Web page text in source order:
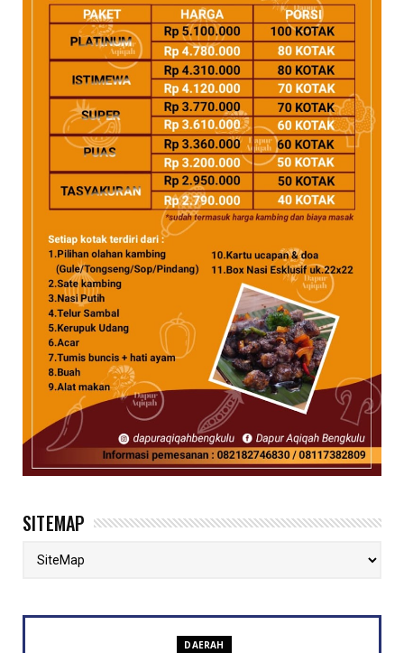
SITEMAP
DAERAH